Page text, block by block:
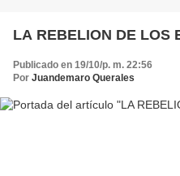
LA REBELION DE LOS
Publicado en 19/10/p. m. 22:56
Por Juandemaro Querales